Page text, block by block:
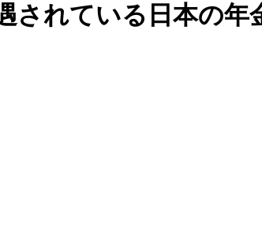
されている日本の年